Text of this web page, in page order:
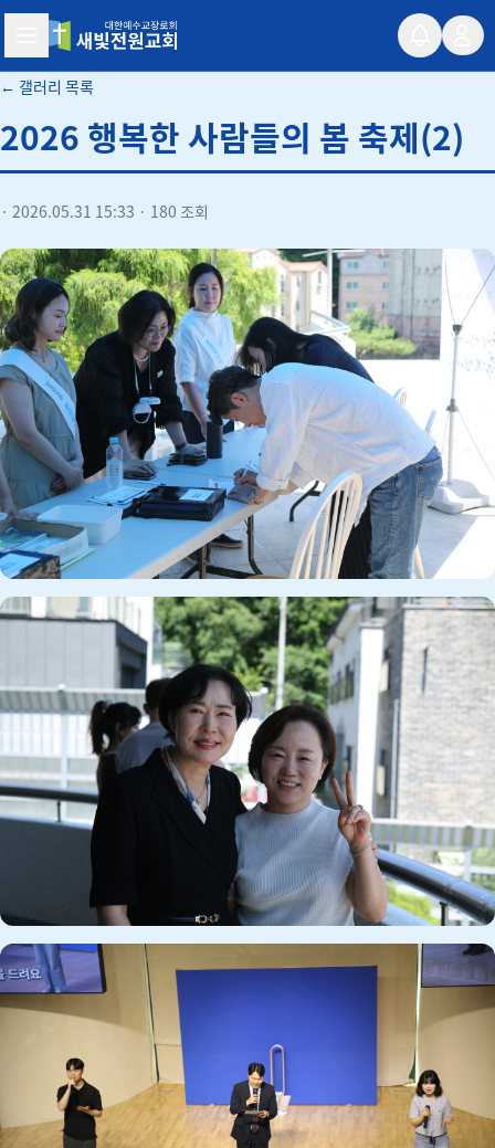
새빛전원교회
← 갤러리 목록
2026 행복한 사람들의 봄 축제(2)
· 2026.05.31 15:33 · 180 조회